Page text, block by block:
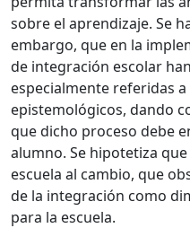
sobre el aprendizaje. Se
embargo, que en la
de integración escolar
especialmente referidas
epistemológicos, dando
que dicho proceso debe
alumno. Se hipotetiza
escuela al cambio, que
de la integración como
para la escuela.